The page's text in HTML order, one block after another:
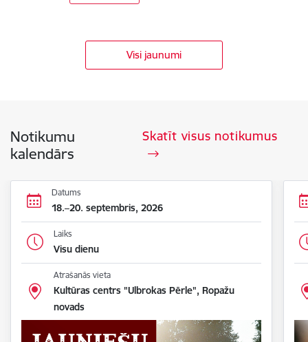
Visi jaunumi
Notikumu
kalendārs
Skatīt visus notikumus
Datums
18.–20. septembris, 2026
Laiks
Visu dienu
Atrašanās vieta
Kultūras centrs "Ulbrokas Pērle", Ropažu
novads